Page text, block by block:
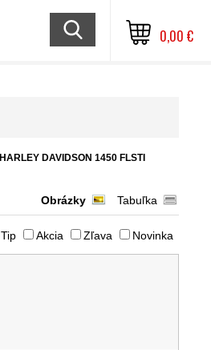
0,00 €
HARLEY DAVIDSON 1450 FLSTI
Obrázky Tabuľka
Tip Akcia Zľava Novinka